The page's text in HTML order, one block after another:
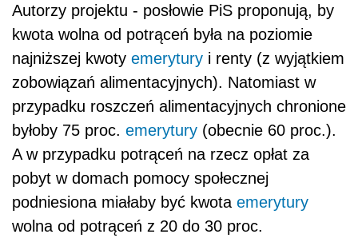
Autorzy projektu - posłowie PiS proponują, by
kwota wolna od potrąceń była na poziomie
najniższej kwoty emerytury i renty (z wyjątkiem
zobowiązań alimentacyjnych). Natomiast w
przypadku roszczeń alimentacyjnych chronione
byłoby 75 proc. emerytury (obecnie 60 proc.).
A w przypadku potrąceń na rzecz opłat za
pobyt w domach pomocy społecznej
podniesiona miałaby być kwota emerytury
wolna od potrąceń z 20 do 30 proc.